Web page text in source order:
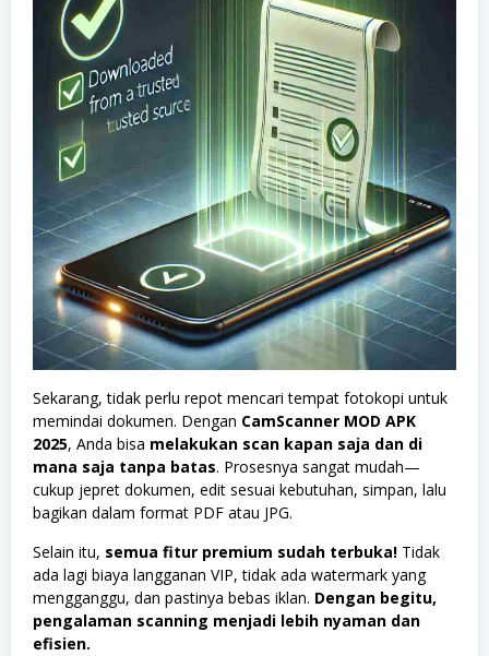
S
c
n
n
e
r
Sekarang, tidak perlu repot mencari tempat fotokopi untuk
memindai dokumen. Dengan CamScanner MOD APK
2025, Anda bisa melakukan scan kapan saja dan di
mana saja tanpa batas. Prosesnya sangat mudah—
cukup jepret dokumen, edit sesuai kebutuhan, simpan, lalu
bagikan dalam format PDF atau JPG.
Selain itu, semua fitur premium sudah terbuka! Tidak
ada lagi biaya langganan VIP, tidak ada watermark yang
mengganggu, dan pastinya bebas iklan. Dengan begitu,
pengalaman scanning menjadi lebih nyaman dan
efisien.